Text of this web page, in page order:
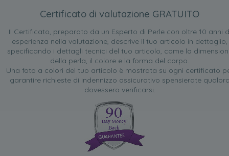
Certificato di valutazione GRATUITO
Il Certificato, preparato da un Esperto di Perle con oltre 10 anni
esperienza nella valutazione, descrive il tuo articolo in dettaglio,
specificando i dettagli tecnici del tuo articolo, come la
della perla, il colore e la forma del corpo.
Una foto a colori del tuo articolo è mostrata su ogni certificato
garantire richieste di indennizzo assicurativo spensierate
dovessero verificarsi.